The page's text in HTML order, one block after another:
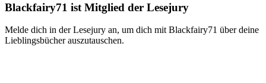
Blackfairy71 ist Mitglied der Lesejury
Melde dich in der Lesejury an, um dich mit Blackfairy71 über deine
Lieblingsbücher auszutauschen.